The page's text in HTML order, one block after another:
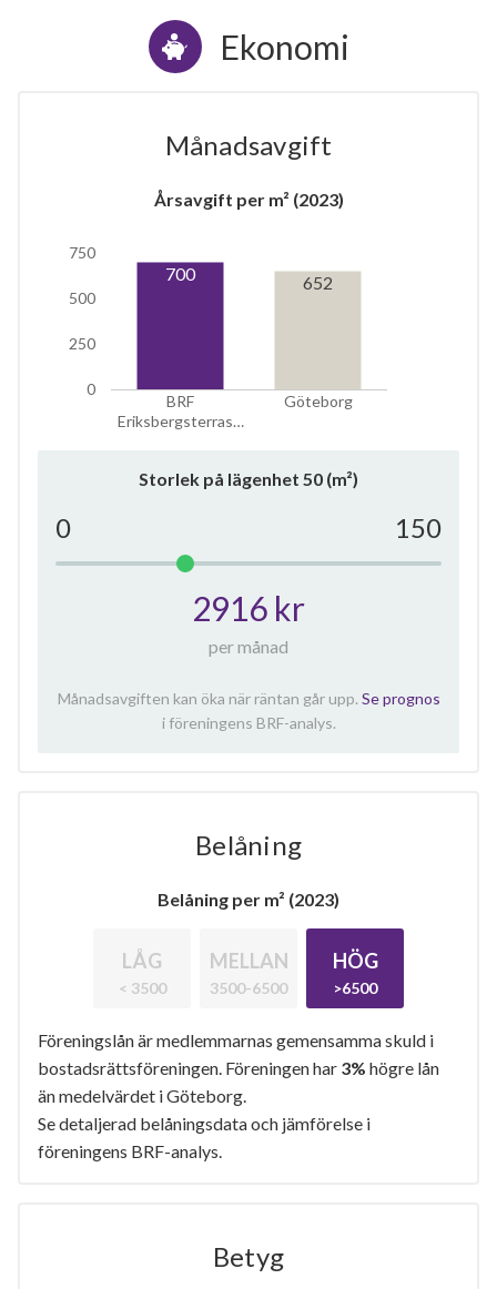
Ekonomi
Månadsavgift
Årsavgift per m² (2023)
BRF
Eriksbergsterras…
Göteborg
0
250
500
750
700 652
Storlek på lägenhet 50 (m²)
0 150
2916 kr
per månad
Månadsavgiften kan öka när räntan går upp. Se prognos
i föreningens BRF-analys.
Belåning
Belåning per m² (2023)
LÅG
< 3500
MELLAN
3500-6500
HÖG
>6500
Föreningslån är medlemmarnas gemensamma skuld i
bostadsrättsföreningen. Föreningen har 3% högre lån
än medelvärdet i Göteborg.
Se detaljerad belåningsdata och jämförelse i
föreningens BRF-analys.
Betyg